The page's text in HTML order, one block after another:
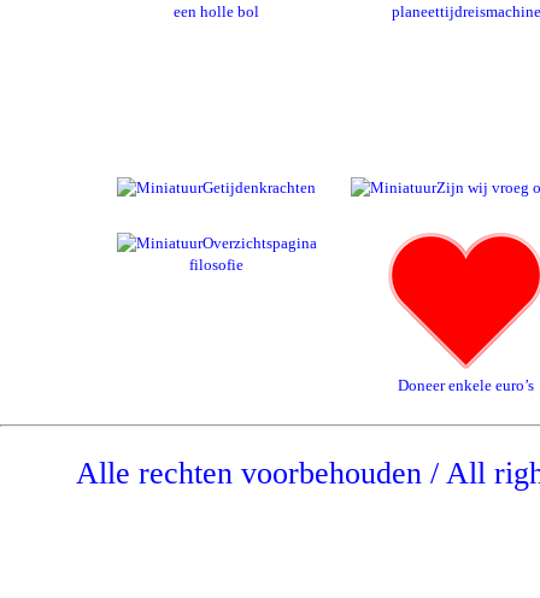
een holle bol
planeettijdreismachine
Getijdenkrachten Zijn wij vroeg
Overzichtspagina
filosofie
Doneer enkele euro’s
Alle rechten voorbehouden / All